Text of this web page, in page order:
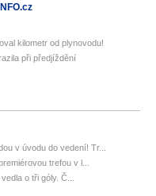
kilometr od plynovodu!
při předjíždění
v úvodu do vedení! Tr...
trefou v l...
o tři góly. Č...